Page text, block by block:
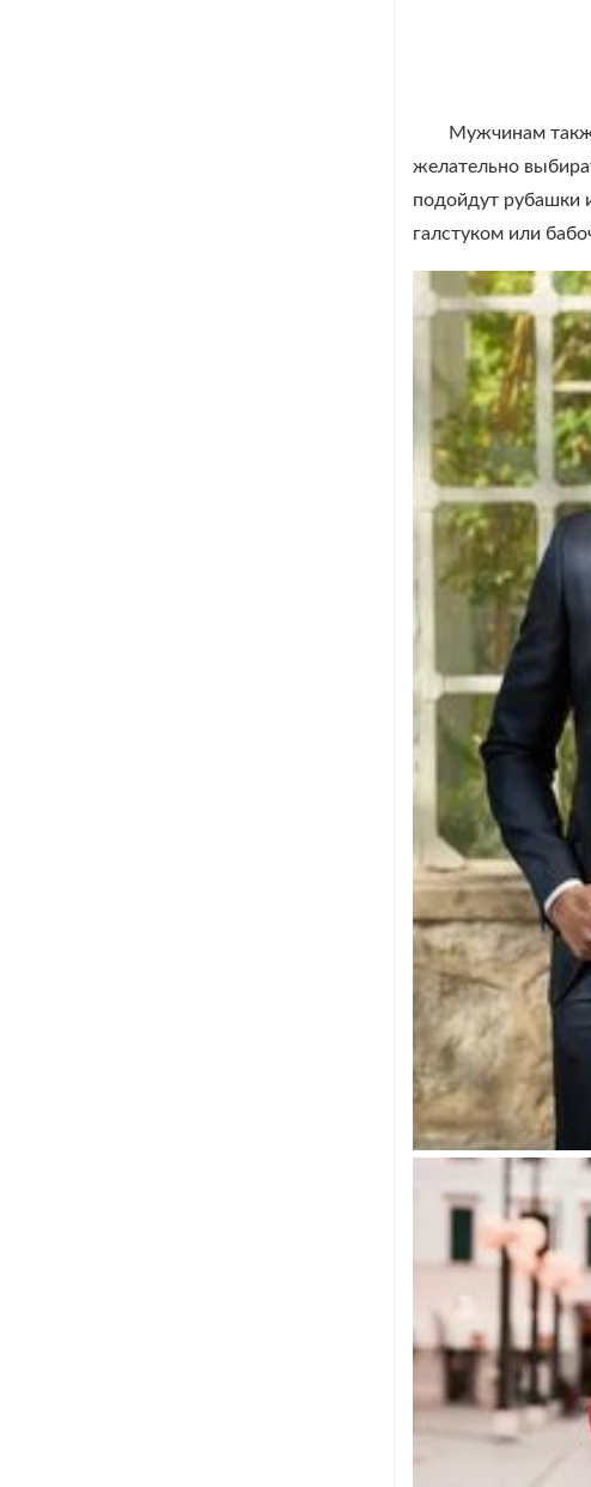
Мужчинам
желательно
подойдут рубашки
галстуком или